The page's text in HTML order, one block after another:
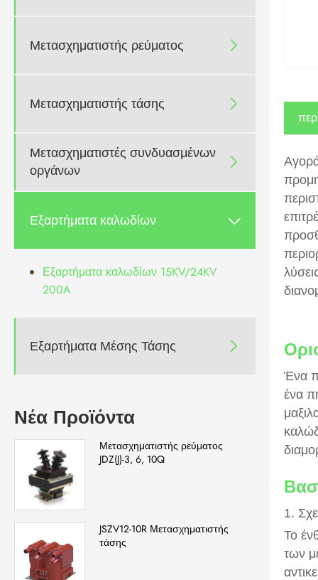
Μετασχηματιστής ρεύματος 
Μετασχηματιστής τάσης 
Μετασχηματιστές συνδυασμένων
οργάνων

Εξαρτήματα καλωδίων 
Εξαρτήματα καλωδίων 15KV/24KV
200A
Εξαρτήματα Μέσης Τάσης 
Νέα Προϊόντα
Μετασχηματιστής ρεύματος
JDZ(J)-3, 6, 10Q
JSZV12-10R Μετασχηματιστής
τάσης
Ένα
ένα
1.
Το
των